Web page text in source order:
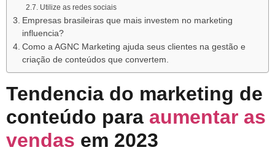
Utilize as redes sociais
Empresas brasileiras que mais investem no marketing
influencia?
Como a AGNC Marketing ajuda seus clientes na gestão e
criação de conteúdos que convertem.
Tendencia do marketing de
conteúdo para aumentar as
vendas em 2023